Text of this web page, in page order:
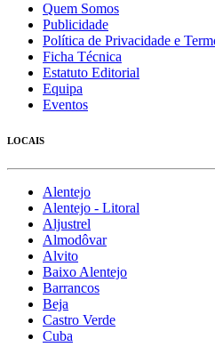
Quem Somos
Publicidade
Política de Privacidade e
Ficha Técnica
Estatuto Editorial
Equipa
Eventos
LOCAIS
Alentejo
Alentejo - Litoral
Aljustrel
Almodôvar
Alvito
Baixo Alentejo
Barrancos
Beja
Castro Verde
Cuba